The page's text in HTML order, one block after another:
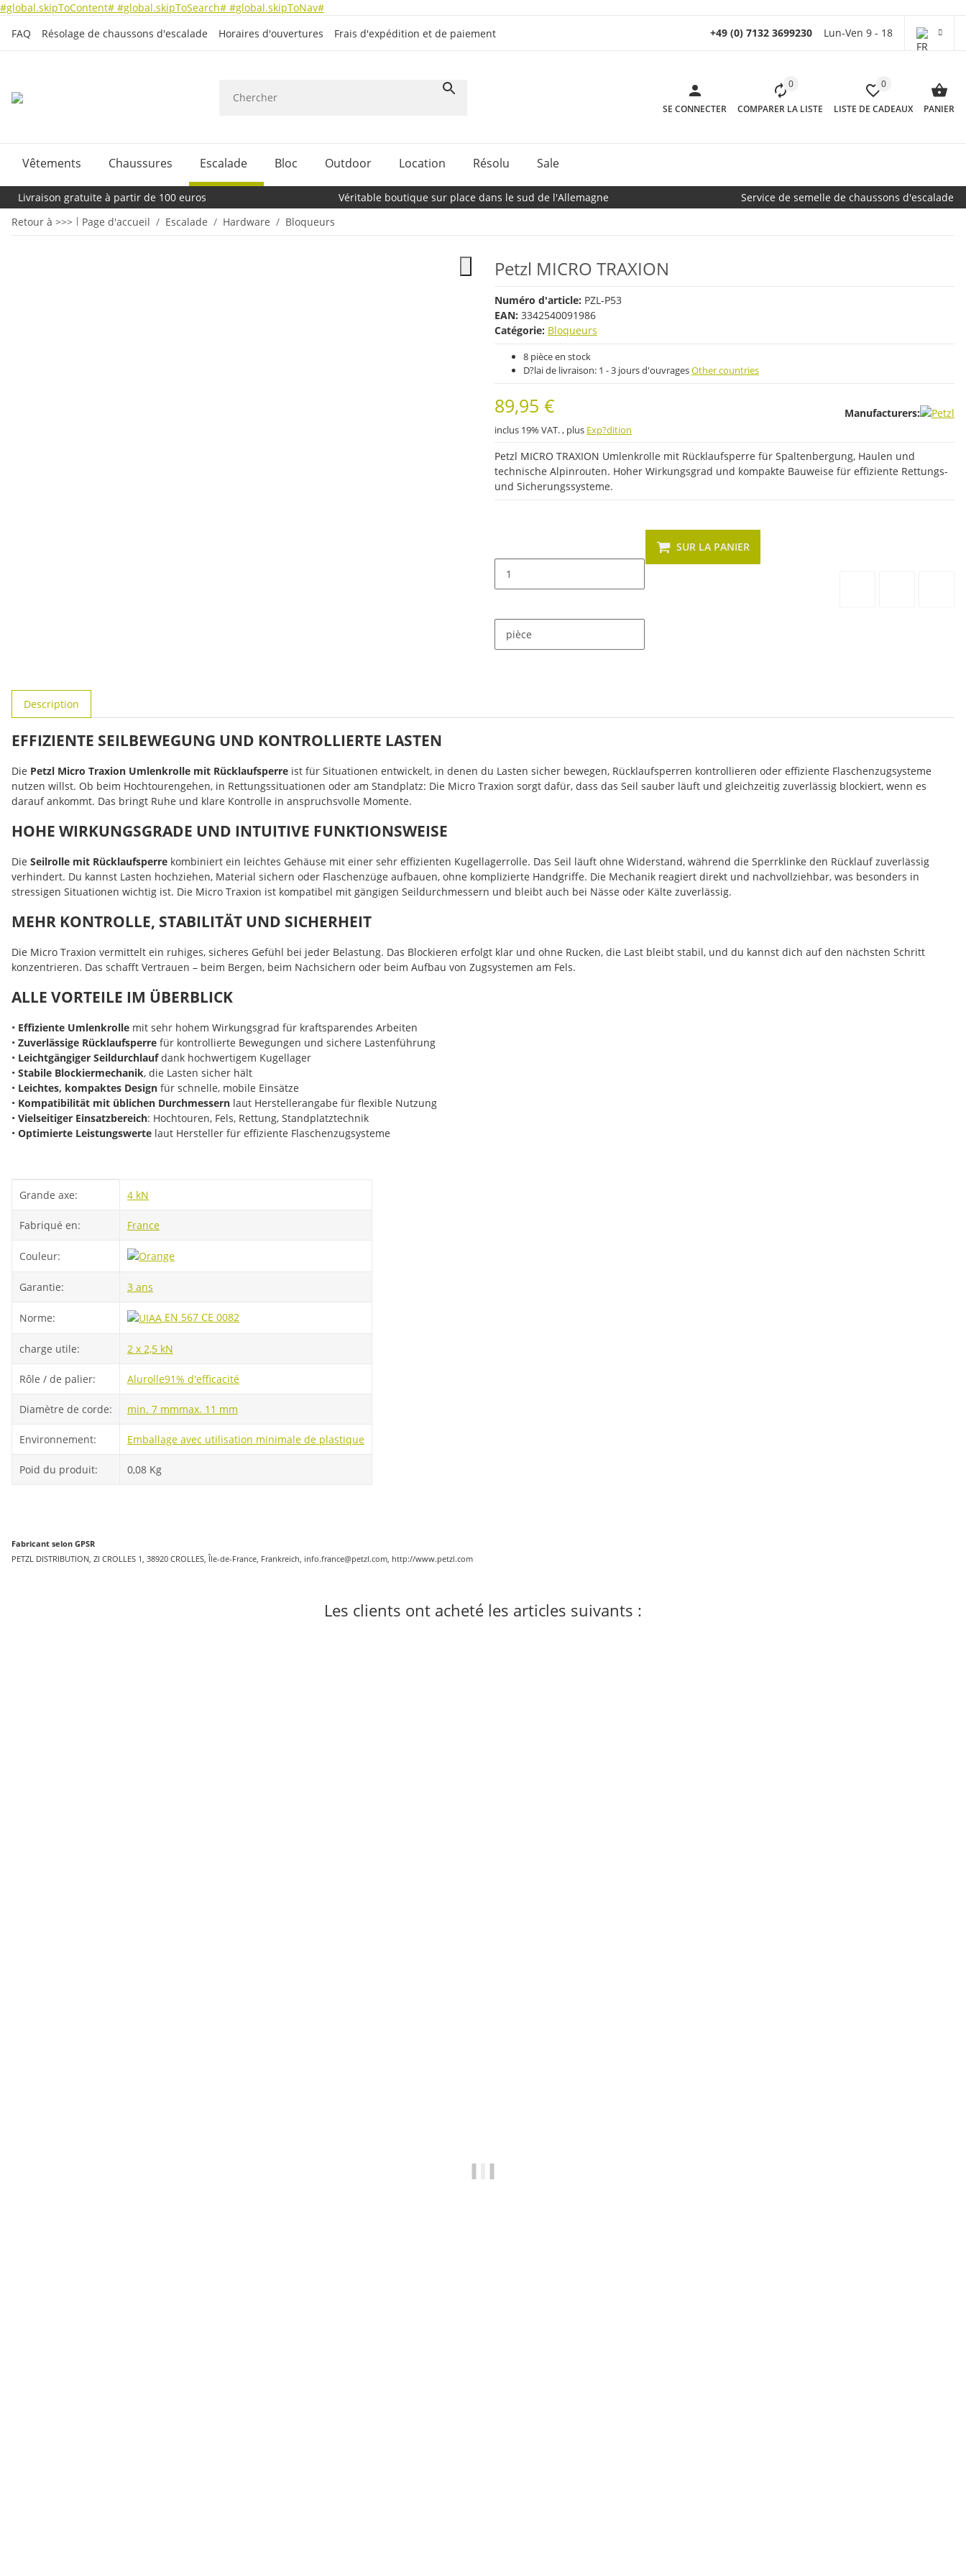
#global.skipToContent# #global.skipToSearch# #global.skipToNav#
FAQ
Résolage de chaussons d'escalade Horaires d'ouvertures Frais d'expédition et de paiement +49 (0) 7132 3699230 Lun-Ven 9 - 18
SE CONNECTER
0
COMPARER LA LISTE
0
LISTE DE CADEAUX PANIER
Vêtements Chaussures Escalade Bloc Outdoor Location Résolu Sale
Livraison gratuite à partir de 100 euros Véritable boutique sur place dans le sud de l'Allemagne
Service de semelle de chaussons d'escalade
Retour à >>>
Page d'accueil Escalade Hardware Bloqueurs
Petzl MICRO TRAXION
Numéro d'article: PZL-P53
EAN: 3342540091986
Catégorie: Bloqueurs
8 pièce en stock
D?lai de livraison: 1 - 3 jours d'ouvragesOther countries
89,95 €
inclus 19% VAT. , plus Exp?dition
Manufacturers:
Petzl MICRO TRAXION Umlenkrolle mit Rücklaufsperre für Spaltenbergung, Haulen und
technische Alpinrouten. Hoher Wirkungsgrad und kompakte Bauweise für effiziente Rettungs-
und Sicherungssysteme.
pièce
SUR LA PANIER
Description
EFFIZIENTE SEILBEWEGUNG UND KONTROLLIERTE LASTEN
Die Petzl Micro Traxion Umlenkrolle mit Rücklaufsperre ist für Situationen entwickelt, in denen du Lasten sicher bewegen, Rücklaufsperren kontrollieren oder effiziente Flaschenzugsysteme
nutzen willst. Ob beim Hochtourengehen, in Rettungssituationen oder am Standplatz: Die Micro Traxion sorgt dafür, dass das Seil sauber läuft und gleichzeitig zuverlässig blockiert, wenn es
darauf ankommt. Das bringt Ruhe und klare Kontrolle in anspruchsvolle Momente.
HOHE WIRKUNGSGRADE UND INTUITIVE FUNKTIONSWEISE
Die Seilrolle mit Rücklaufsperre kombiniert ein leichtes Gehäuse mit einer sehr effizienten Kugellagerrolle. Das Seil läuft ohne Widerstand, während die Sperrklinke den Rücklauf zuverlässig
verhindert. Du kannst Lasten hochziehen, Material sichern oder Flaschenzüge aufbauen, ohne komplizierte Handgriffe. Die Mechanik reagiert direkt und nachvollziehbar, was besonders in
stressigen Situationen wichtig ist. Die Micro Traxion ist kompatibel mit gängigen Seildurchmessern und bleibt auch bei Nässe oder Kälte zuverlässig.
MEHR KONTROLLE, STABILITÄT UND SICHERHEIT
Die Micro Traxion vermittelt ein ruhiges, sicheres Gefühl bei jeder Belastung. Das Blockieren erfolgt klar und ohne Rucken, die Last bleibt stabil, und du kannst dich auf den nächsten Schritt
konzentrieren. Das schafft Vertrauen – beim Bergen, beim Nachsichern oder beim Aufbau von Zugsystemen am Fels.
ALLE VORTEILE IM ÜBERBLICK
• Effiziente Umlenkrolle mit sehr hohem Wirkungsgrad für kraftsparendes Arbeiten
• Zuverlässige Rücklaufsperre für kontrollierte Bewegungen und sichere Lastenführung
• Leichtgängiger Seildurchlaufdank hochwertigem Kugellager
• Stabile Blockiermechanik, die Lasten sicher hält
• Leichtes, kompaktes Design für schnelle, mobile Einsätze
• Kompatibilität mit üblichen Durchmessern laut Herstellerangabe für flexible Nutzung
• Vielseitiger Einsatzbereich: Hochtouren, Fels, Rettung, Standplatztechnik
• Optimierte Leistungswerte laut Hersteller für effiziente Flaschenzugsysteme
Grande axe: 4 kN
Fabriqué en: France
Couleur:
Garantie: 3 ans
Norme: EN 567 CE 0082
charge utile: 2 x 2,5 kN
Rôle / de palier: Alurolle91% d'efficacité
Diamètre de corde: min. 7 mmmax. 11 mm
Environnement: Emballage avec utilisation minimale de plastique
Poid du produit: 0,08 Kg
Fabricant selon GPSR
PETZL DISTRIBUTION, ZI CROLLES 1, 38920 CROLLES, Île-de-France, Frankreich, info.france@petzl.com, http://www.petzl.com
Les clients ont acheté les articles suivants :